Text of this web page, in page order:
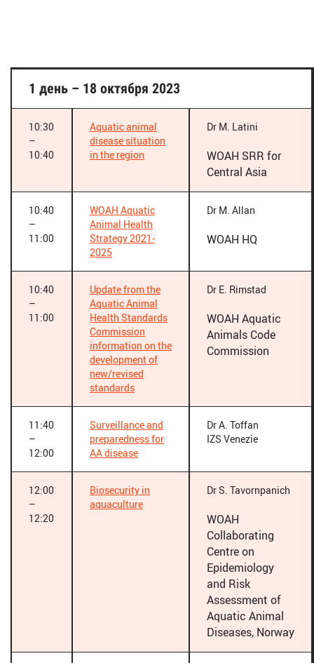
1 день – 18 октября 2023
10:30
–
10:40
Aquatic animal
disease situation
in the region
Dr M. Latini
WOAH SRR for
Central Asia
10:40
–
11:00
WOAH Aquatic
Animal Health
Strategy 2021-
2025
Dr M. Allan
WOAH HQ
10:40
–
11:00
Update from the
Aquatic Animal
Health Standards
Commission
information on the
development of
new/revised
standards
Dr E. Rimstad
WOAH Aquatic
Animals Code
Commission
11:40
–
12:00
Surveillance and
preparedness for
AA disease
Dr A. Toffan
IZS Venezie
12:00
–
12:20
Biosecurity in
aquaculture
Dr S. Tavornpanich
WOAH
Collaborating
Centre on
Epidemiology
and Risk
Assessment of
Aquatic Animal
Diseases, Norway